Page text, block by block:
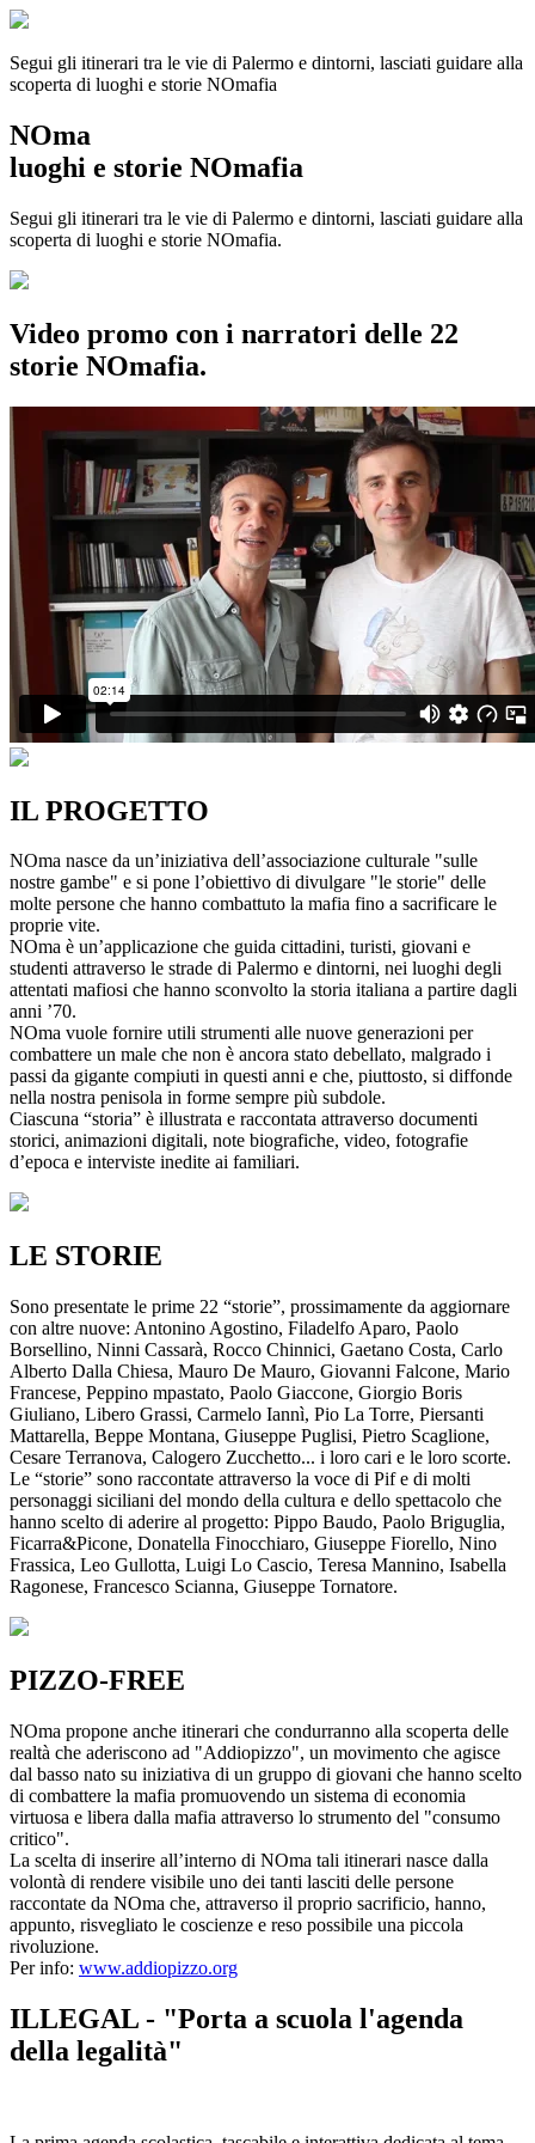
Segui gli itinerari tra le vie di Palermo e dintorni, lasciati guidare alla
scoperta di luoghi e storie NOmafia
NOma
luoghi e storie NOmafia
Segui gli itinerari tra le vie di Palermo e dintorni, lasciati guidare alla
scoperta di luoghi e storie NOmafia.
Video promo con i narratori delle 22
storie NOmafia.
IL PROGETTO
NOma nasce da un’iniziativa dell’associazione culturale "sulle
nostre gambe" e si pone l’obiettivo di divulgare "le storie" delle
molte persone che hanno combattuto la mafia fino a sacrificare le
proprie vite.
NOma è un’applicazione che guida cittadini, turisti, giovani e
studenti attraverso le strade di Palermo e dintorni, nei luoghi degli
attentati mafiosi che hanno sconvolto la storia italiana a partire dagli
anni ’70.
NOma vuole fornire utili strumenti alle nuove generazioni per
combattere un male che non è ancora stato debellato, malgrado i
passi da gigante compiuti in questi anni e che, piuttosto, si diffonde
nella nostra penisola in forme sempre più subdole.
Ciascuna “storia” è illustrata e raccontata attraverso documenti
storici, animazioni digitali, note biografiche, video, fotografie
d’epoca e interviste inedite ai familiari.
LE STORIE
Sono presentate le prime 22 “storie”, prossimamente da aggiornare
con altre nuove: Antonino Agostino, Filadelfo Aparo, Paolo
Borsellino, Ninni Cassarà, Rocco Chinnici, Gaetano Costa, Carlo
Alberto Dalla Chiesa, Mauro De Mauro, Giovanni Falcone, Mario
Francese, Peppino mpastato, Paolo Giaccone, Giorgio Boris
Giuliano, Libero Grassi, Carmelo Iannì, Pio La Torre, Piersanti
Mattarella, Beppe Montana, Giuseppe Puglisi, Pietro Scaglione,
Cesare Terranova, Calogero Zucchetto... i loro cari e le loro scorte.
Le “storie” sono raccontate attraverso la voce di Pif e di molti
personaggi siciliani del mondo della cultura e dello spettacolo che
hanno scelto di aderire al progetto: Pippo Baudo, Paolo Briguglia,
Ficarra&Picone, Donatella Finocchiaro, Giuseppe Fiorello, Nino
Frassica, Leo Gullotta, Luigi Lo Cascio, Teresa Mannino, Isabella
Ragonese, Francesco Scianna, Giuseppe Tornatore.
PIZZO-FREE
NOma propone anche itinerari che condurranno alla scoperta delle
realtà che aderiscono ad "Addiopizzo", un movimento che agisce
dal basso nato su iniziativa di un gruppo di giovani che hanno scelto
di combattere la mafia promuovendo un sistema di economia
virtuosa e libera dalla mafia attraverso lo strumento del "consumo
critico".
La scelta di inserire all’interno di NOma tali itinerari nasce dalla
volontà di rendere visibile uno dei tanti lasciti delle persone
raccontate da NOma che, attraverso il proprio sacrificio, hanno,
appunto, risvegliato le coscienze e reso possibile una piccola
rivoluzione.
Per info: www.addiopizzo.org
ILLEGAL - "Porta a scuola l'agenda
della legalità"